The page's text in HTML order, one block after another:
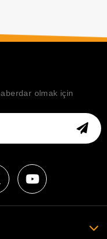
olmak için